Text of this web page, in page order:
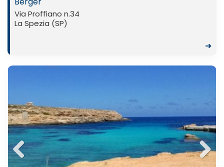
Via Proffiano n.34
La Spezia (SP)
➜